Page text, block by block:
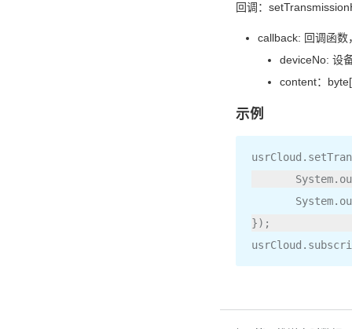
回调：
callback: 回调函
deviceNo: 设
content：
示例
usrCloud .
System.
System.
});
usrCloud .